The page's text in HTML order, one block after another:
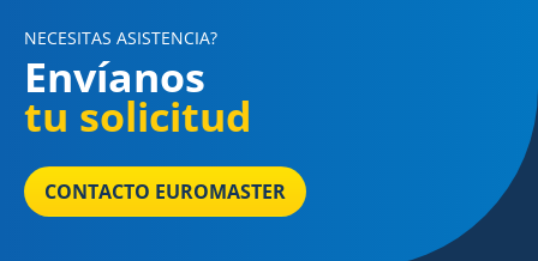
NECESITAS ASISTENCIA?
Envíanos
tu solicitud
CONTACTO EUROMASTER